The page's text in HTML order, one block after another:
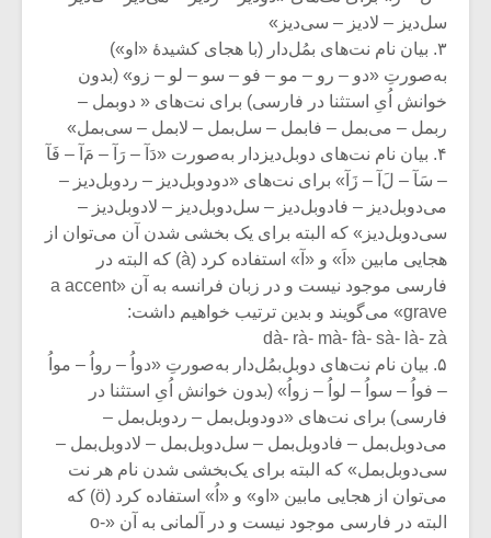
سل‌دیز – لادیز – سی‌دیز»
۳. بیان نام نت‌های بمُل‌دار (با هجای کشیدۀ «او»)
به‌صورتِ «دو – رو – مو – فو – سو – لو – زو» (بدون
خوانش اُیِ استثنا در فارسی) برای نت‌‌های « دوبمل –
ربمل – می‌بمل – فابمل – سل‌بمل – لابمل – سی‌بمل»
۴. بیان نام نت‌های دوبل‌دیزدار به‌صورت «دَآ – رَآ – مَ‌آ – فَآ
– سَآ – ل‌َآ – زَآ» برای نت‌‌های «دودوبل‌دیز – ردوبل‌دیز –
می‌دوبل‌دیز – فادوبل‌دیز – سل‌‌دوبل‌دیز – لادوبل‌دیز –
سی‌‌دوبل‌دیز» که البته برای یک بخشی شدن آن می‌توان از
هجایی مابین «اَ» و «آ» استفاده کرد (à) که البته در
فارسی موجود نیست و در زبان فرانسه به آن «a accent
grave» می‌گویند و بدین ترتیب خواهیم داشت:
dà- rà- mà- fà- sà- là- zà
۵. بیان نام نت‌های دوبل‌بمُل‌دار به‌صورتِ «دواُ – رواُ – مواُ
– فواُ – سواُ – لواُ – زواُ» (بدون خوانش اُیِ استثنا در
فارسی) برای نت‌‌های «دودوبل‌بمل – ردوبل‌بمل –
می‌دوبل‌بمل – فادوبل‌بمل – سل‌دوبل‌بمل – لادوبل‌بمل –
سی‌دوبل‌بمل» که البته برای یک‌بخشی شدن نام هر نت
می‌توان از هجایی مابین «او» و «اُ» استفاده کرد (ö) که
البته در فارسی موجود نیست و در آلمانی به آن «o-
میکلوش روژا
یادداشتی بر موسیقی
متن فیلم «متری
شیش و نیم»
دوره
موسیقی
موسیقی